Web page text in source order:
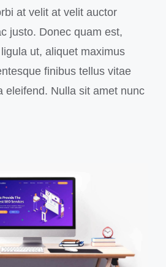
at velit at velit auctor
justo. Donec quam est,
ut, aliquet maximus
finibus tellus vitae
eleifend. Nulla sit amet nunc